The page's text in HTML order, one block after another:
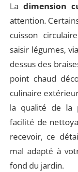
La dimension
attention.
cuisson
saisir légumes,
dessus des
point chaud
culinaire
la qualité de la
facilité de
recevoir, ce
mal adapté à
fond du jardin.